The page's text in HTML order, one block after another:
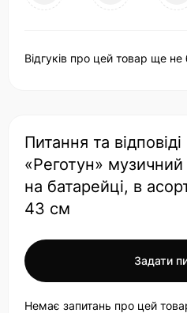
Відгуків про цей товар ще не
Питання та
«Реготун»
на батарейці, в
43 см
Задати
Немає запитань про цей